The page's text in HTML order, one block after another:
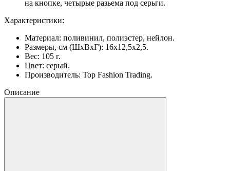
на кнопке, четырые разьема под серьги.
Характеристики:
Материал: поливинил, полиэстер, нейлон.
Размеры, см (ШхВхГ): 16х12,5х2,5.
Вес: 105 г.
Цвет: серый.
Производитель: Top Fashion Trading.
Описание